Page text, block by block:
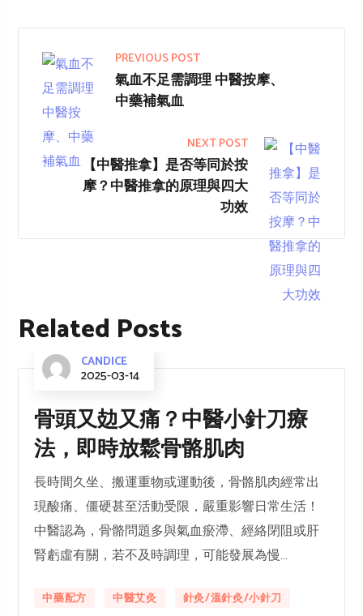
PREVIOUS POST
氣血不足需調理 中醫按摩、
中藥補氣血
NEXT POST
【中醫推拿】是否等同於按
摩？中醫推拿的原理與四大
功效
Related Posts
CANDICE
2025-03-14
骨頭又攰又痛？中醫小針刀療
法，即時放鬆骨骼肌肉
長時間久坐、搬運重物或運動後，骨骼肌肉經常出
現酸痛、僵硬甚至活動受限，嚴重影響日常生活！
中醫認為，骨骼問題多與氣血瘀滯、經絡閉阻或肝
腎虧虛有關，若不及時調理，可能發展為慢...
中藥配方 中醫艾灸 針灸/溫針灸/小針刀